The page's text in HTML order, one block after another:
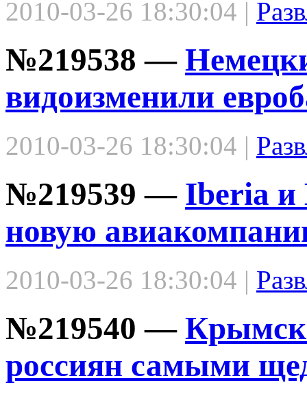
2010-03-26 18:30:04 |
№219538 —
видоизменили
2010-03-26 18:30:04 |
№219539 — Iberia и
новую
2010-03-26 18:30:04 |
№219540 —
россиян самыми